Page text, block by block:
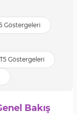
Göstergeleri
Göstergeleri
Bakış